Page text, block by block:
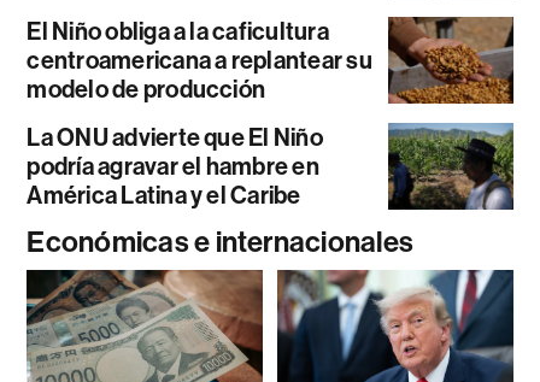
El Niño obliga a la caficultura
centroamericana a replantear su
modelo de producción
La ONU advierte que El Niño
podría agravar el hambre en
América Latina y el Caribe
Económicas e internacionales